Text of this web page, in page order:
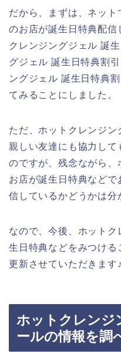
だから、まずは、ネッ
のお店が誕生日特典配信
クレンジングジェル 誕
グジェル 誕生日特典割
ングジェル 誕生日特典
てみることにしました。
ただ、ホットクレンジン
親しい友達にも協力して
のですが、残念ながら
お店が誕生日特典など
信しているかどうかは分
なので、今後、ホット
生日特典などをみつける
更新させていただきます♪
ホットクレンジ
ールの情報を調